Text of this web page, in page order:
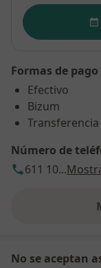
Disponibilidad
Formas de
Efectivo
Bizum
Número de
611 10...
No se aceptan